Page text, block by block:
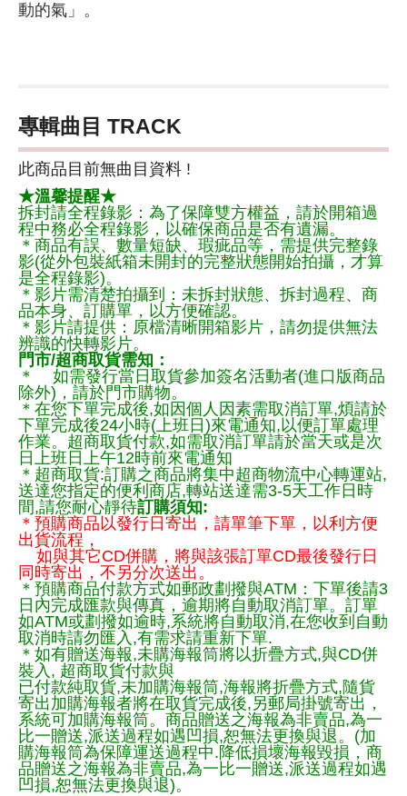
動的氣」。
專輯曲目 TRACK
此商品目前無曲目資料 !
★溫馨提醒★
拆封請全程錄影：為了保障雙方權益，請於開箱過
程中務必全程錄影，以確保商品是否有遺漏。
＊商品有誤、數量短缺、瑕疵品等，需提供完整錄
影(從外包裝紙箱未開封的完整狀態開始拍攝，才算
是全程錄影)。
＊影片需清楚拍攝到：未拆封狀態、拆封過程、商
品本身、訂購單，以方便確認。
＊影片請提供：原檔清晰開箱影片，請勿提供無法
辨識的快轉影片。
門市/超商取貨需知：
＊ 如需發行當日取貨參加簽名活動者(進口版商品
除外)，請於門市購物。
＊在您下單完成後,如因個人因素需取消訂單,煩請於
下單完成後24小時(上班日)來電通知,以便訂單處理
作業。超商取貨付款,如需取消訂單請於當天或是次
日上班日上午12時前來電通知
＊超商取貨:訂購之商品將集中超商物流中心轉運站,
送達您指定的便利商店,轉站送達需3-5天工作日時
間,請您耐心靜待訂購須知:
＊預購商品以發行日寄出，請單筆下單，以利方便
出貨流程，
如與其它CD併購，將與該張訂單CD最後發行日
同時寄出，不另分次送出。
＊預購商品付款方式如郵政劃撥與ATM：下單後請3
日內完成匯款與傳真，逾期將自動取消訂單。訂單
如ATM或劃撥如逾時,系統將自動取消,在您收到自動
取消時請勿匯入,有需求請重新下單.
＊如有贈送海報,未購海報筒將以折疊方式,與CD併
裝入, 超商取貨付款與
已付款純取貨,未加購海報筒,海報將折疊方式,隨貨
寄出加購海報者將在取貨完成後,另郵局掛號寄出，
系統可加購海報筒。商品贈送之海報為非賣品,為一
比一贈送,派送過程如遇凹損,恕無法更換與退。(加
購海報筒為保障運送過程中.降低損壞海報毀損，商
品贈送之海報為非賣品,為一比一贈送,派送過程如遇
凹損,恕無法更換與退)。